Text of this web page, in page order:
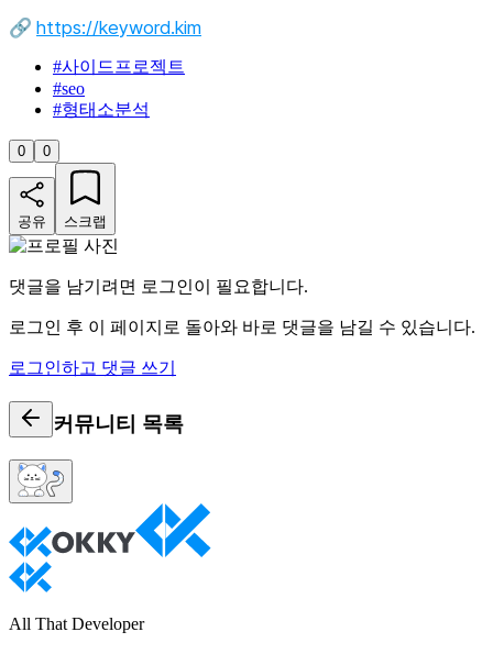
🔗 https://keyword.kim
#사이드프로젝트
#seo
#형태소분석
0 0
공유 스크랩
댓글을 남기려면 로그인이 필요합니다.
로그인 후 이 페이지로 돌아와 바로 댓글을 남길 수 있습니다.
로그인하고 댓글 쓰기
커뮤니티 목록
All That Developer